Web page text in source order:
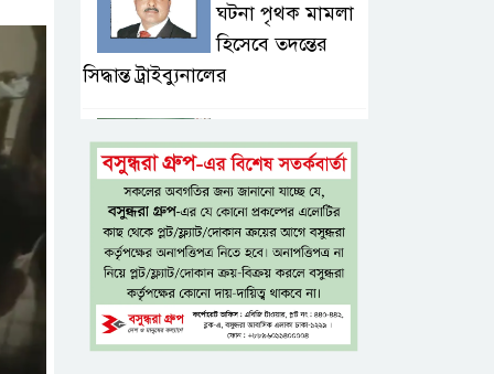
ঘটনা পৃথক মামলা
হিসেবে তদন্তের
সিদ্ধান্ত ট্রাইব্যুনালের
হবে লটারিতে,
দ্বিতীয় থেকে নবম
শ্রেণিতে থাকছে ভর্তি পরীক্ষা
৫ শতাংশ মজুরি
বৃদ্ধি প্রত্যাখ্যান,
নতুন মজুরি বোর্ড